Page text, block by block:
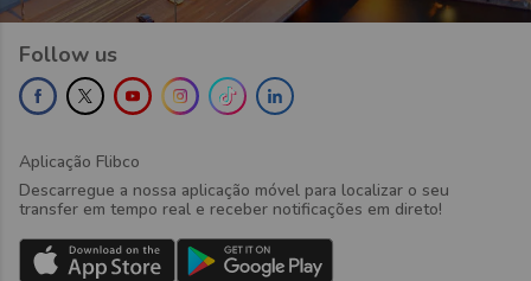
Follow us
Aplicação Flibco
Descarregue a nossa aplicação móvel para localizar o seu
transfer em tempo real e receber notificações em direto!